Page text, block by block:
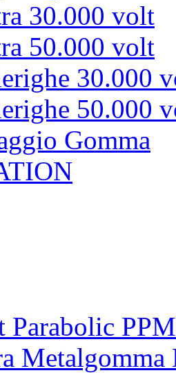
30.000 volt
50.000 volt
30.000
50.000
Gomma
Parabolic PPM
Metalgomma